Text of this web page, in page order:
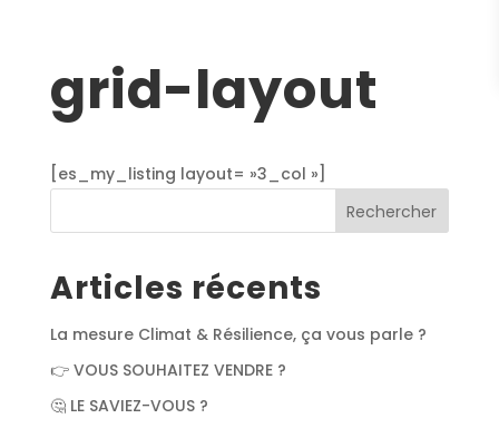
grid-layout
[es_my_listing layout= »3_col »]
Articles récents
La mesure Climat & Résilience, ça vous parle ?
👉 VOUS SOUHAITEZ VENDRE ?
🤔 LE SAVIEZ-VOUS ?